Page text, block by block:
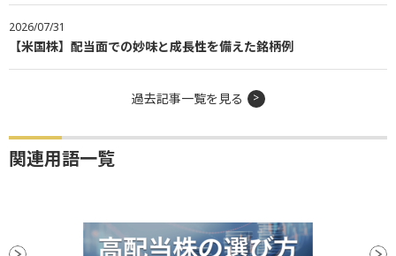
2026/07/31
【米国株】配当面での妙味と成長性を備えた銘柄例
過去記事一覧を見る
関連用語一覧